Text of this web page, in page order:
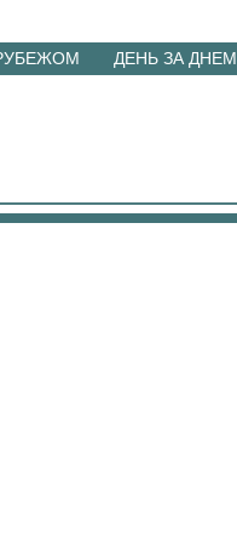
ДЕНЬ ЗА ДНЕМ